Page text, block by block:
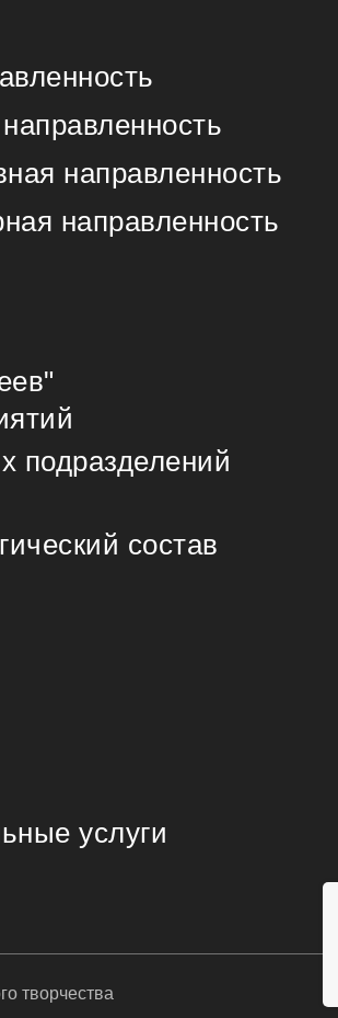
творчества
услуги
направленность
подразделений
направленность
состав